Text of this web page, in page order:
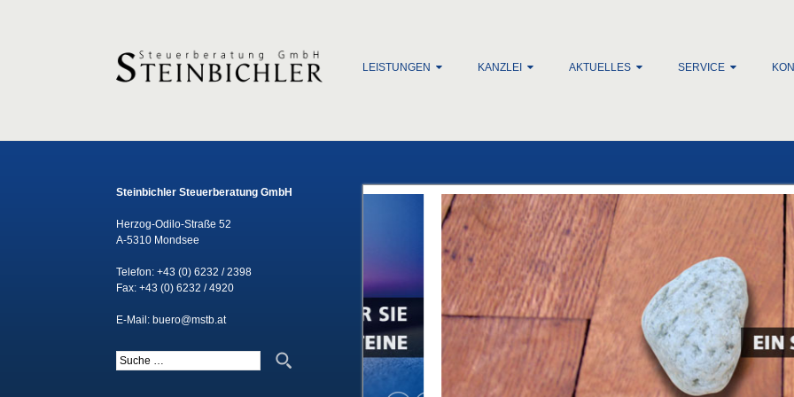
LEISTUNGEN KANZLEI AKTUELLES SERVICE
Steinbichler Steuerberatung GmbH
Herzog-Odilo-Straße 52
A-5310 Mondsee
Telefon: +43 (0) 6232 / 2398
Fax: +43 (0) 6232 / 4920
E-Mail: buero@mstb.at
Suche nach: